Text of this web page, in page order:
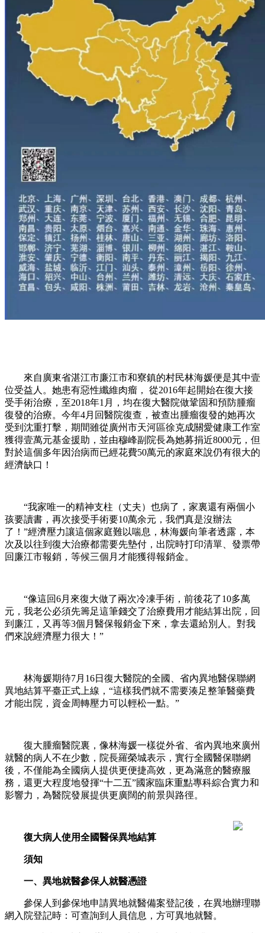
來自廣東省湛江市廉江市和寮鎮的村民林海媛便是其中壹
位受益人。她患有惡性纖維肉瘤， 從2016年起開始在復大接
受手術治療，至2018年1月，均在復大醫院做鞏固和預防腫瘤
復發的治療。今年4月回醫院復查，被查出腫瘤復發的她再次
受到沈重打擊，期間雖從廣州市天河區徐克成關愛健康工作室
獲得壹萬元基金援助，並由穆峰副院長為她募捐近8000元，但
對於這個多年因治病而已經花費50萬元的家庭來說仍有很大的
經濟缺口！
“我家唯一的精神支柱（丈夫）也病了，家裏還有兩個小
孩要讀書，再次接受手術要10萬余元，我們真是沒辦法
了！”經濟壓力讓這個家庭難以喘息，林海媛向筆者透露，本
次及以往到復大治療都需要先墊付，出院時打印清單、發票帶
回廉江市報銷，等候三個月才能獲得報銷金。
“像這回6月來復大做了兩次冷凍手術，前後花了10多萬
元，我老公必須先籌足這筆錢交了治療費用才能結算出院，回
到廉江，又再等3個月醫保報銷金下來，拿去還給別人。對我
們來說經濟壓力很大！”
林海媛期待7月16日復大醫院的全國、省內異地醫保聯網
異地結算平臺正式上線，“這樣我們就不需要湊足整筆醫藥費
才能出院，資金周轉壓力可以輕松一點。”
復大腫瘤醫院裏，像林海媛一樣從外省、省內異地來廣州
就醫的病人不在少數，院長羅榮城表示，實行全國醫保聯網
後，不僅能為全國病人提供更便捷高效，更為滿意的醫療服
務，還更大程度地發揮“十二五”國家臨床重點專科綜合實力和
影響力，為醫院發展提供更廣闊的前景與路徑。
復大病人使用全國醫保異地結算
須知
一、異地就醫參保人就醫憑證
參保人到參保地申請異地就醫備案登記後，在異地辦理聯
網入院登記時：可查詢到人員信息，方可異地就醫。